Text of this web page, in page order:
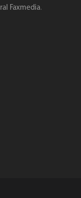
Faxmedia.